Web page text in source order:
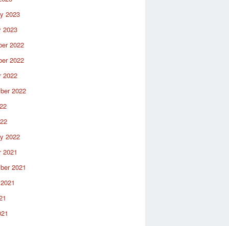
2023
2023
2022
2022
2022
2022
2022
2021
2021